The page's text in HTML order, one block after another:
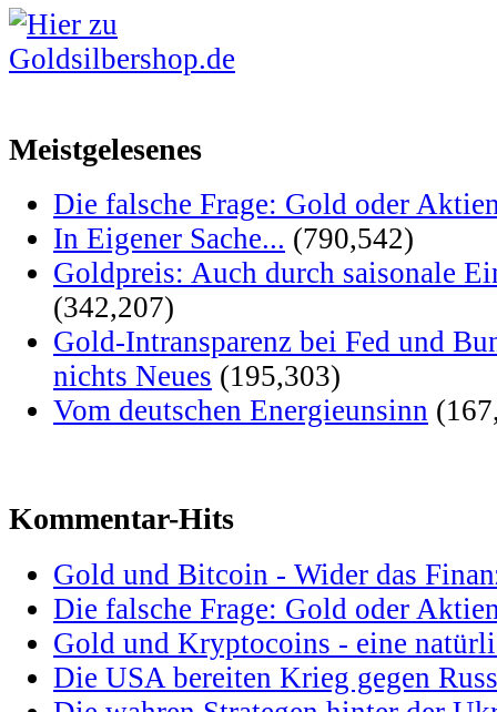
Meistgelesenes
Die falsche Frage: Gold oder
In Eigener Sache... (790,542)
Goldpreis: Auch durch saisonale
(342,207)
Gold-Intransparenz bei Fed und
nichts Neues (195,303)
Vom deutschen Energieunsinn
Kommentar-Hits
Gold und Bitcoin - Wider das
Die falsche Frage: Gold oder
Gold und Kryptocoins - eine
Die USA bereiten Krieg gegen